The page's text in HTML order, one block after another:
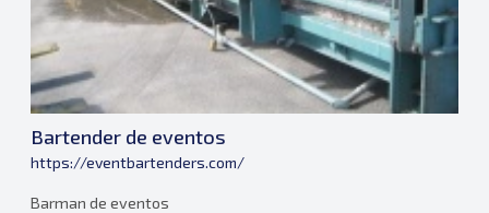
Bartender de eventos
https://eventbartenders.com/
Barman de eventos